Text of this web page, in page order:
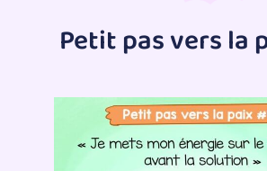
Petit pas vers la